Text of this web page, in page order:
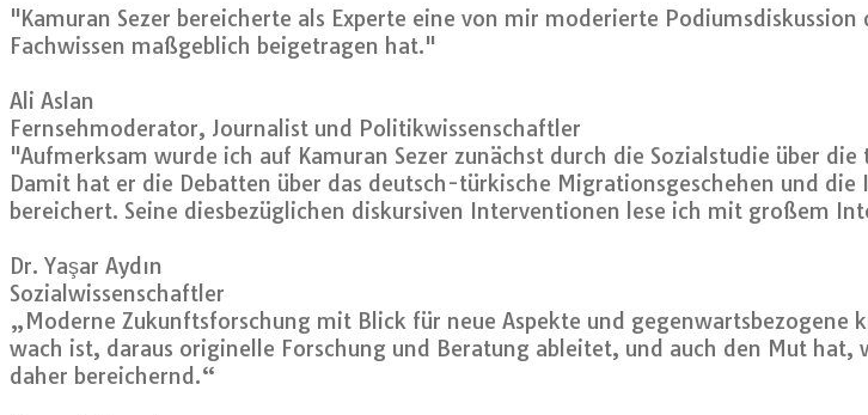
"Kamuran Sezer bereicherte als Experte eine von mir moderierte
Fachwissen maßgeblich beigetragen hat."
Ali Aslan
Fernsehmoderator, Journalist und Politikwissenschaftler
"Aufmerksam wurde ich auf Kamuran Sezer zunächst durch die Sozialstudie über
Damit hat er die Debatten über das deutsch-türkische Migrationsgeschehen und
bereichert. Seine diesbezüglichen diskursiven Interventionen lese ich mit großem
Dr. Yaşar Aydın
Sozialwissenschaftler
„Moderne Zukunftsforschung mit Blick für neue Aspekte und gegenwartsbezogene
wach ist, daraus originelle Forschung und Beratung ableitet, und auch den Mut
daher bereichernd.“